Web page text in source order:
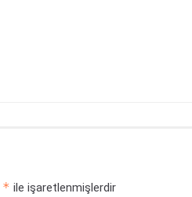
* ile işaretlenmişlerdir